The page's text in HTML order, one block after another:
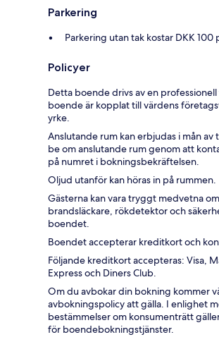
Parkering
Parkering utan tak kostar DKK 100
Policyer
Detta boende drivs av en
boende är kopplat till värdens
yrke.
Anslutande rum kan erbjudas i mån av
be om anslutande rum genom att
på numret i bokningsbekräftelsen.
Oljud utanför kan höras in på rummen.
Gästerna kan vara tryggt medvetna
brandsläckare, rökdetektor och
boendet.
Boendet accepterar kreditkort och
Följande kreditkort accepteras: Visa,
Express och Diners Club.
Om du avbokar din bokning kommer
avbokningspolicy att gälla. I enlighet
bestämmelser om konsumenträtt
för boendebokningstjänster.